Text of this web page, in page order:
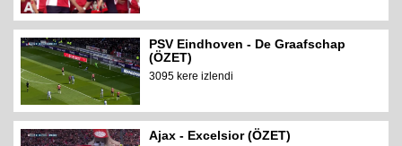
PSV Eindhoven - De Graafschap
(ÖZET)
3095 kere izlendi
Ajax - Excelsior (ÖZET)